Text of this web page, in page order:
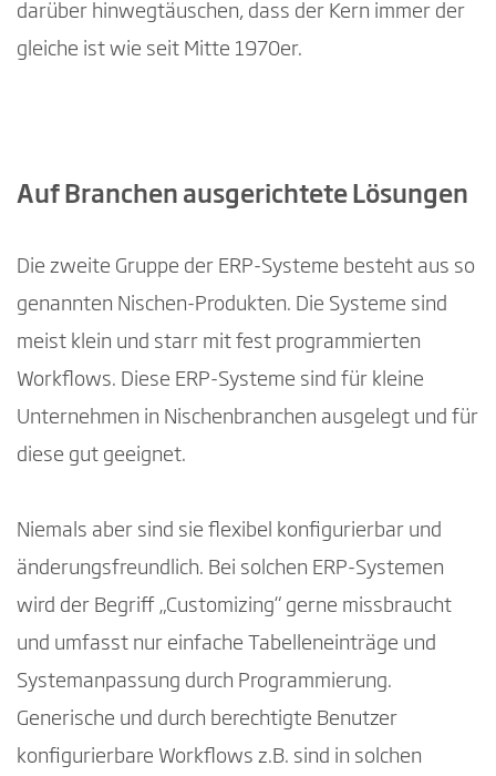
darüber hinwegtäuschen, dass der Kern immer der
gleiche ist wie seit Mitte 1970er.
Auf Branchen ausgerichtete Lösungen
Die zweite Gruppe der ERP-Systeme besteht aus so
genannten Nischen-Produkten. Die Systeme sind
meist klein und starr mit fest programmierten
Workflows. Diese ERP-Systeme sind für kleine
Unternehmen in Nischenbranchen ausgelegt und für
diese gut geeignet.
Niemals aber sind sie flexibel konfigurierbar und
änderungsfreundlich. Bei solchen ERP-Systemen
wird der Begriff „Customizing“ gerne missbraucht
und umfasst nur einfache Tabelleneinträge und
Systemanpassung durch Programmierung.
Generische und durch berechtigte Benutzer
konfigurierbare Workflows z.B. sind in solchen